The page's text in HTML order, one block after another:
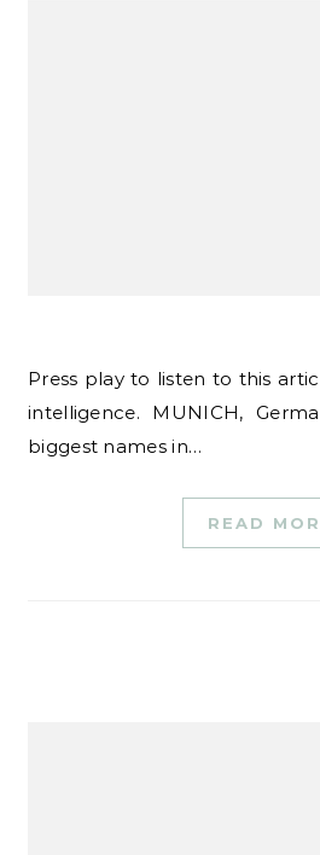
Press play to listen to this article Voiced by artificial
intelligence. MUNICH,
biggest names in…
READ